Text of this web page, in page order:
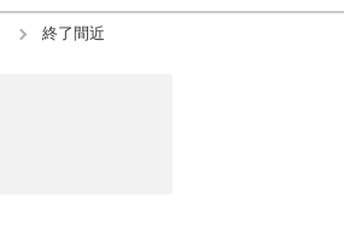
終了間近